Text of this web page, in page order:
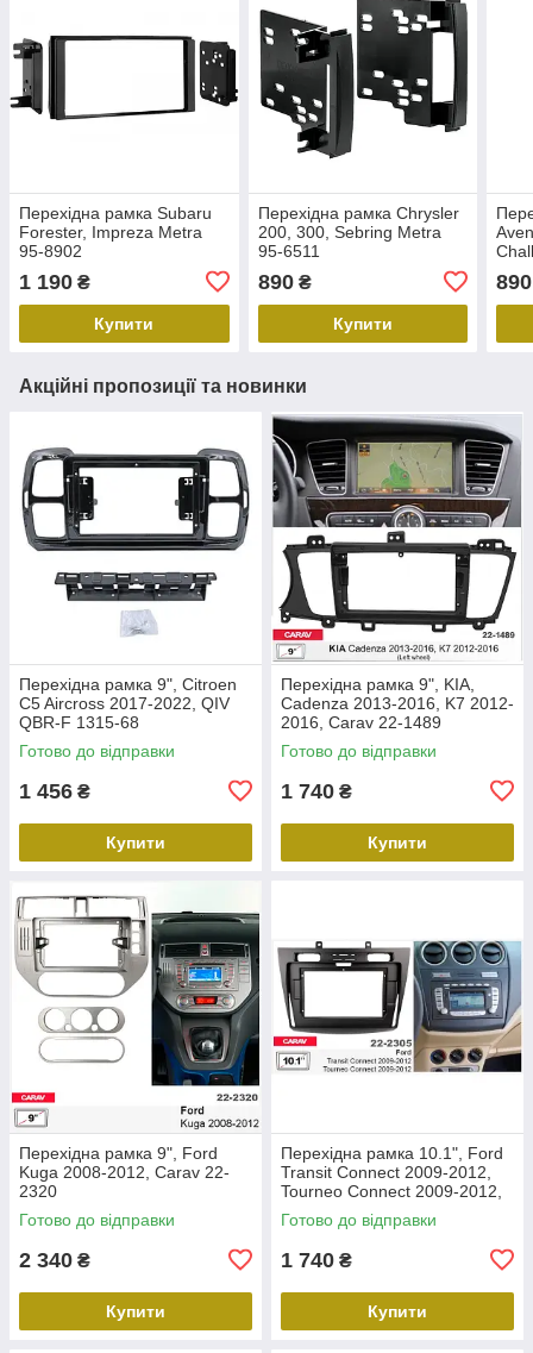
Перехідна рамка Subaru
Forester, Impreza Metra
95-8902
1 190 ₴
Купити
Перехідна рамка Chrysler
200, 300, Sebring Metra
95-6511
890₴
Купити
890
Акційні пропозиції та новинки
Перехідна рамка 9", Citroen
C5 Aircross 2017-2022, QIV
QBR-F 1315-68
Готово до відправки
1 456 ₴
Купити
Перехідна рамка 9", KIA,
Cadenza 2013-2016, K7 2012-
2016, Carav 22-1489
Готово до відправки
1 740 ₴
Купити
Перехідна рамка 9", Ford
Kuga 2008-2012, Carav 22-
2320
Готово до відправки
2 340 ₴
Купити
Перехідна рамка 10.1", Ford
Transit Connect 2009-2012,
Tourneo Connect 2009-2012,
Carav 22-2305
Готово до відправки
1 740 ₴
Купити